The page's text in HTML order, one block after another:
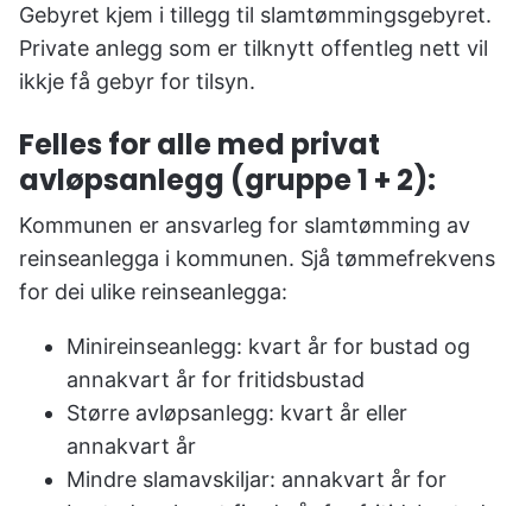
Gebyret kjem i tillegg til slamtømmingsgebyret.
Private anlegg som er tilknytt offentleg nett vil
ikkje få gebyr for tilsyn.
Felles for alle med privat
avløpsanlegg (gruppe 1 + 2):
Kommunen er ansvarleg for slamtømming av
reinseanlegga i kommunen. Sjå tømmefrekvens
for dei ulike reinseanlegga:
Minireinseanlegg: kvart år for bustad og
annakvart år for fritidsbustad
Større avløpsanlegg: kvart år eller
annakvart år
Mindre slamavskiljar: annakvart år for